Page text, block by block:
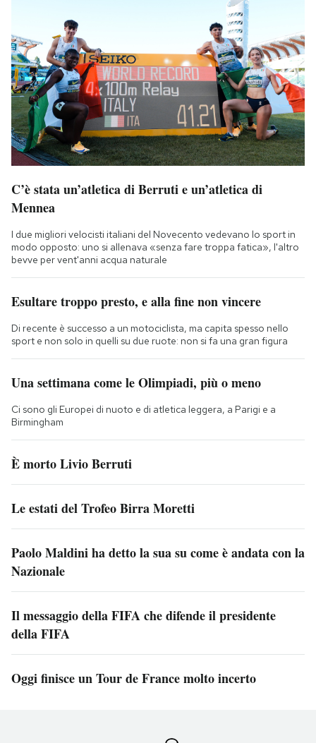
C’è stata un’atletica di Berruti e un’atletica di
Mennea
I due migliori velocisti italiani del Novecento vedevano lo sport in
modo opposto: uno si allenava «senza fare troppa fatica», l'altro
bevve per vent'anni acqua naturale
Esultare troppo presto, e alla fine non vincere
Di recente è successo a un motociclista, ma capita spesso nello
sport e non solo in quelli su due ruote: non si fa una gran figura
Una settimana come le Olimpiadi, più o meno
Ci sono gli Europei di nuoto e di atletica leggera, a Parigi e a
Birmingham
È morto Livio Berruti
Le estati del Trofeo Birra Moretti
Paolo Maldini ha detto la sua su come è andata con la
Nazionale
Il messaggio della FIFA che difende il presidente
della FIFA
Oggi finisce un Tour de France molto incerto